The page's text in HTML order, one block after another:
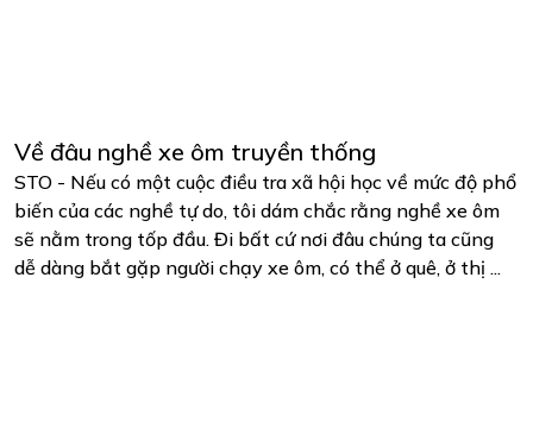
Về đâu nghề xe ôm truyền thống
STO - Nếu có một cuộc điều tra xã hội học về mức độ phổ
biến của các nghề tự do, tôi dám chắc rằng nghề xe ôm
sẽ nằm trong tốp đầu. Đi bất cứ nơi đâu chúng ta cũng
dễ dàng bắt gặp người chạy xe ôm, có thể ở quê, ở thị ...